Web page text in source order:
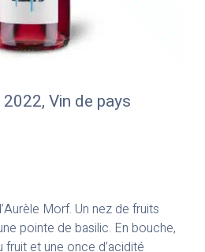
Vin de pays
Morf. Un nez de fruits
pointe de basilic. En bouche,
fruit et une once d’acidité